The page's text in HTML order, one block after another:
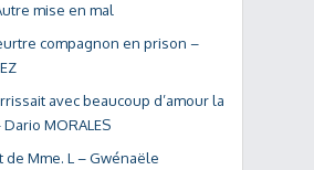
mise en mal
compagnon en prison –
avec beaucoup d’amour la
MORALES
de Mme. L – Gwénaële